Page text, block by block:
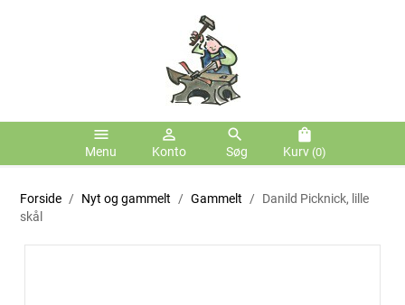
menu
Menu
person_outline
Konto
search
Søg
shopping_bag
Kurv (0)
Forside Nyt og gammelt Gammelt
Danild Picknick, lille
skål